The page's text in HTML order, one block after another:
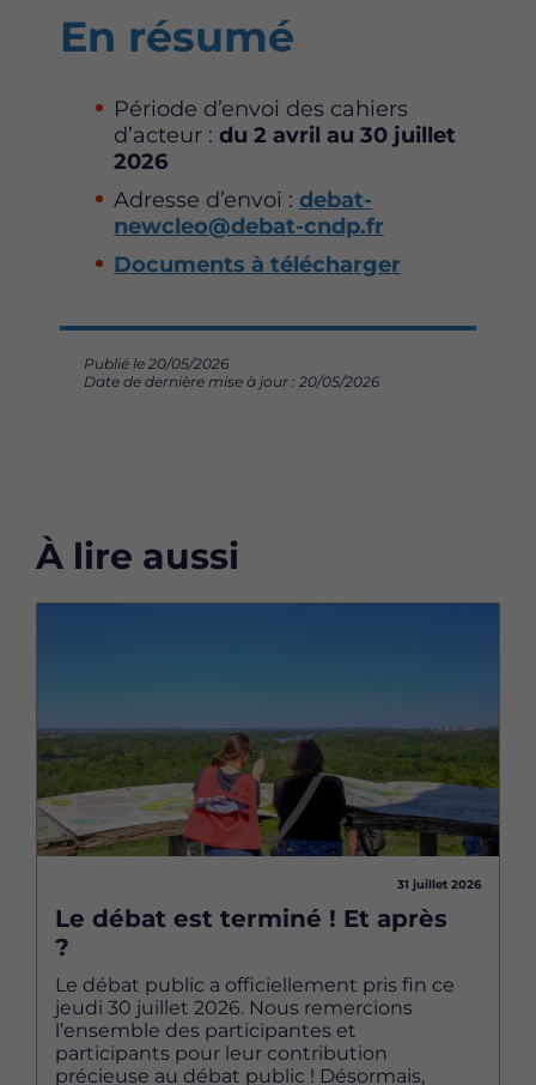
En résumé
Période d’envoi des cahiers
d’acteur : du 2 avril au 30 juillet
2026
Adresse d’envoi : debat-
newcleo@debat-cndp.fr
Documents à télécharger
Publié le 20/05/2026
Date de dernière mise à jour : 20/05/2026
À lire aussi
31 juillet 2026
Le débat est terminé ! Et après
?
Le débat public a officiellement pris fin ce
jeudi 30 juillet 2026. Nous remercions
l’ensemble des participantes et
participants pour leur contribution
précieuse au débat public ! Désormais,